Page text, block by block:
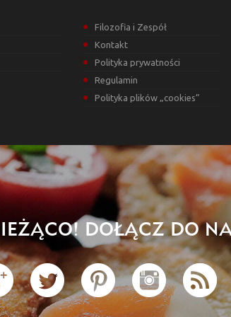
Filozofia i Zespół
Kontakt
Polityka prywatności
Regulamin
Polityka plików „cookies”
DOŁĄCZ DO